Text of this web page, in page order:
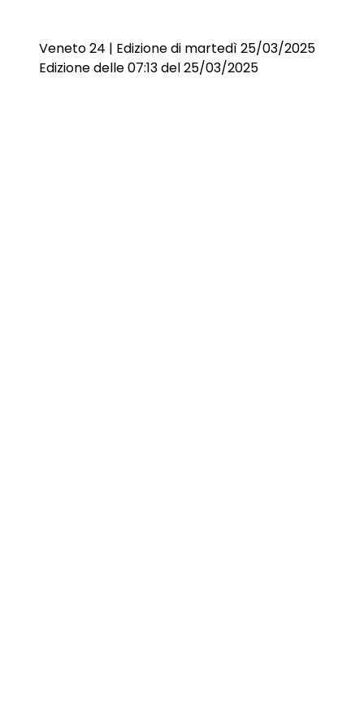
Veneto 24 | Edizione di martedì 25/03/2025
Edizione delle 07:13 del 25/03/2025